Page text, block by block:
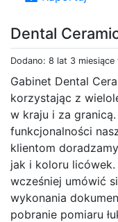
Dental
Dodano: 8 lat 3 miesiące
Gabinet Dental
korzystając z
w kraju i za
funkcjonalności
klientom
jak i koloru
wcześniej umówić
wykonania
pobranie pomiaru